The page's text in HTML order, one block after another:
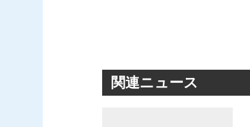
関連ニュース